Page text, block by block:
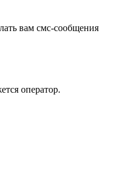
вам смс-сообщения
оператор.